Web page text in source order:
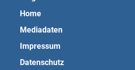
Home
Mediadaten
Impressum
Datenschutz